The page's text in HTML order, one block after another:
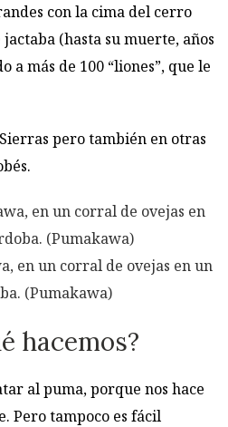
con la cima del cerro
(hasta su muerte, años
a más de 100 “liones”, que le
pero también en otras
en un corral de ovejas en un
(Pumakawa)
hacemos?
al puma, porque nos hace
Pero tampoco es fácil